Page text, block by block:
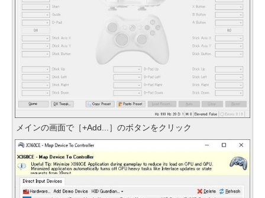
メインの画面で［+Add...］のボタンをクリック